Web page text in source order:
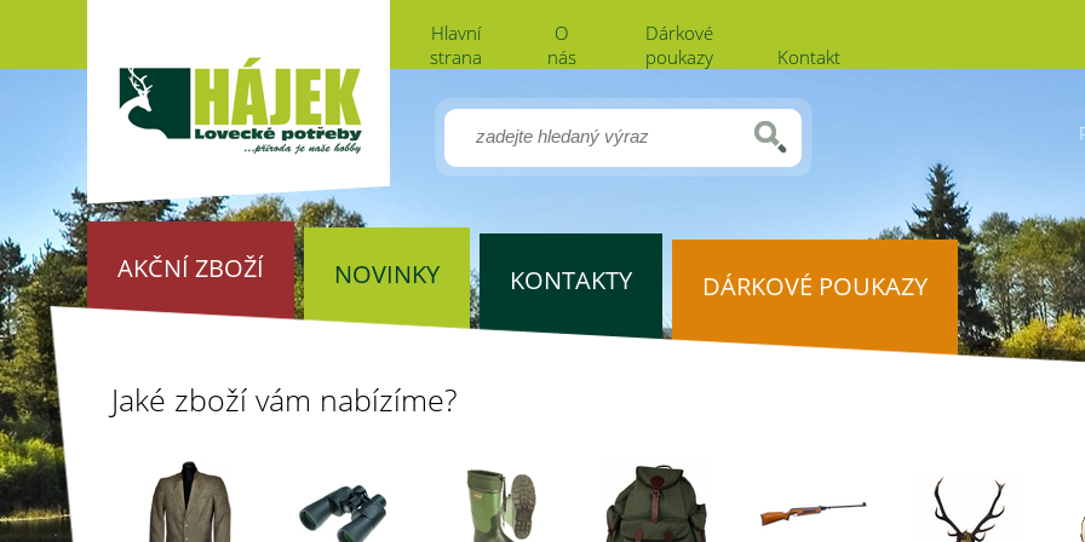
Hlavní
strana
O
nás
Dárkové
poukazy
Kontakt
AKČNÍ ZBOŽÍ NOVINKY KONTAKTY DÁRKOVÉ POUKAZY
Jaké zboží vám nabízíme?